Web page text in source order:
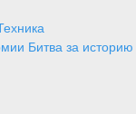
Битва за историю